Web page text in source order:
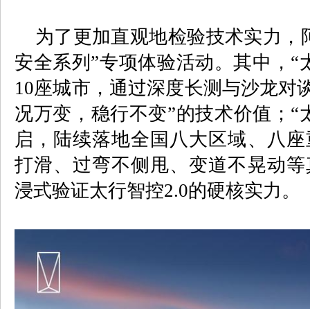
为了更加直观地检验技术实力，
安全系列”专项体验活动。其中，“
10座城市，通过深度长测与沙龙对
况万变，稳行不变”的技术价值；“
启，陆续落地全国八大区域、八
打滑、过弯不侧甩、变道不晃动
浸式验证太行智控2.0的硬核实力。